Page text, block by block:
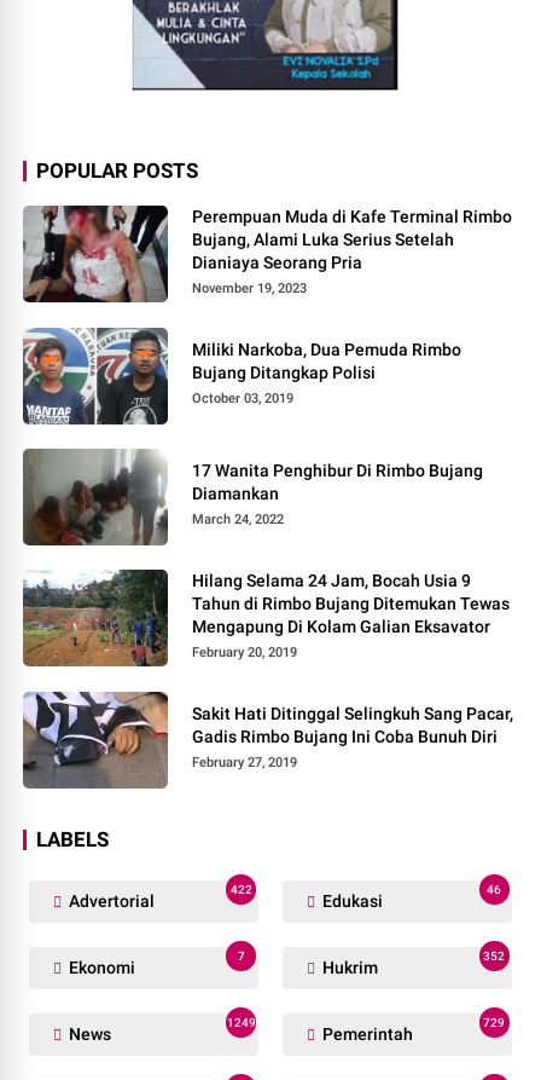
POPULAR POSTS
Perempuan Muda di Kafe Terminal Rimbo
Bujang, Alami Luka Serius Setelah
Dianiaya Seorang Pria
November 19, 2023
Miliki Narkoba, Dua Pemuda Rimbo
Bujang Ditangkap Polisi
October 03, 2019
17 Wanita Penghibur Di Rimbo Bujang
Diamankan
March 24, 2022
Hilang Selama 24 Jam, Bocah Usia 9
Tahun di Rimbo Bujang Ditemukan Tewas
Mengapung Di Kolam Galian Eksavator
February 20, 2019
Sakit Hati Ditinggal Selingkuh Sang Pacar,
Gadis Rimbo Bujang Ini Coba Bunuh Diri
February 27, 2019
LABELS
Advertorial
422
Edukasi
46
Ekonomi
7
Hukrim
352
News
1249
Pemerintah
729